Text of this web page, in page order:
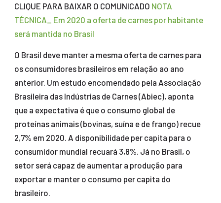
CLIQUE PARA BAIXAR O COMUNICADO NOTA
TÉCNICA_ Em 2020 a oferta de carnes por habitante
será mantida no Brasil
O Brasil deve manter a mesma oferta de carnes para
os consumidores brasileiros em relação ao ano
anterior. Um estudo encomendado pela Associação
Brasileira das Indústrias de Carnes (Abiec), aponta
que a expectativa é que o consumo global de
proteínas animais (bovinas, suína e de frango) recue
2,7% em 2020. A disponibilidade per capita para o
consumidor mundial recuará 3,8%. Já no Brasil, o
setor será capaz de aumentar a produção para
exportar e manter o consumo per capita do
brasileiro.